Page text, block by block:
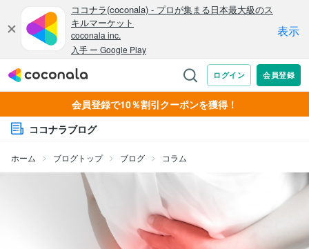
会員登録で10％割引クーポンを獲得！
ココナラブログ
ホーム ブログトップ ブログ コラム